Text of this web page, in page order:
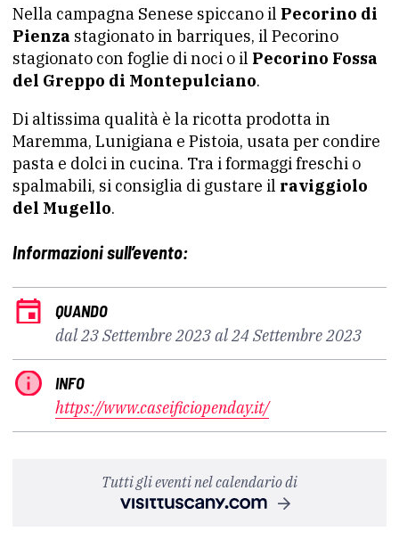
Nella campagna Senese spiccano il Pecorino di
Pienza stagionato in barriques, il Pecorino
stagionato con foglie di noci o il Pecorino Fossa
del Greppo di Montepulciano.
Di altissima qualità è la ricotta prodotta in
Maremma, Lunigiana e Pistoia, usata per condire
pasta e dolci in cucina. Tra i formaggi freschi o
spalmabili, si consiglia di gustare il raviggiolo
del Mugello.
Informazioni sull’evento:
QUANDO
dal 23 Settembre 2023 al 24 Settembre 2023
INFO
https://www.caseificiopenday.it/
Tutti gli eventi nel calendario di